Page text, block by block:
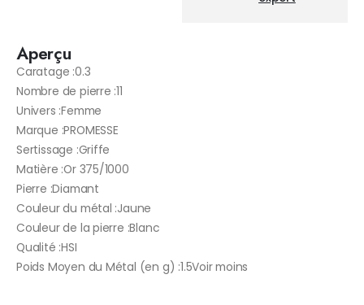
Aperçu
Caratage :0.3
Nombre de pierre :11
Univers :Femme
Marque :PROMESSE
Sertissage :Griffe
Matière :Or 375/1000
Pierre :Diamant
Couleur du métal :Jaune
Couleur de la pierre :Blanc
Qualité :HSI
Poids Moyen du Métal (en g) :1.5Voir moins